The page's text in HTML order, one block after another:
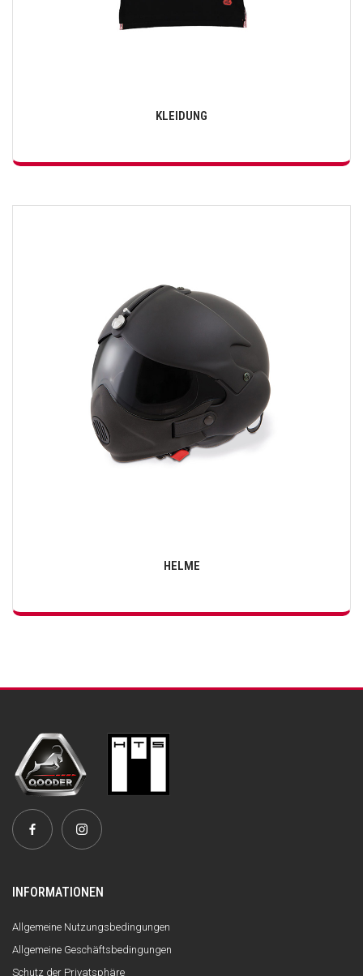
KLEIDUNG
HELME
INFORMATIONEN
Allgemeine Nutzungsbedingungen
Allgemeine Geschäftsbedingungen
Schutz der Privatsphäre